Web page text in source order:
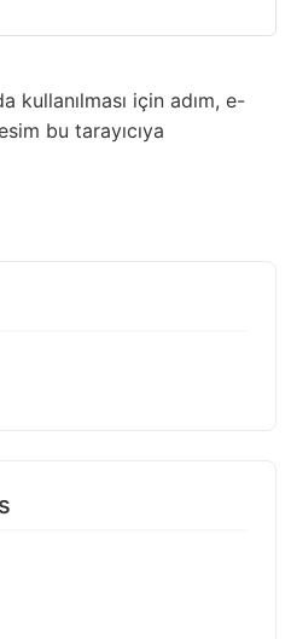
kullanılması için adım, e-
bu tarayıcıya